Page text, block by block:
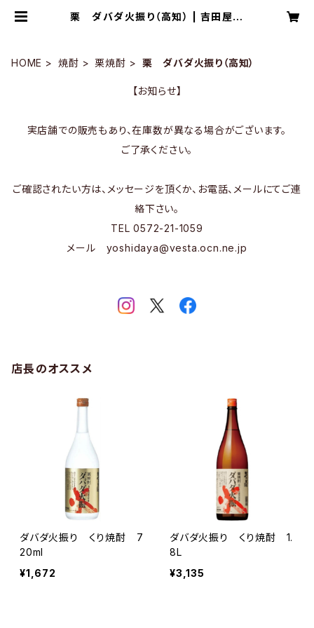
栗 ダバダ火振り（高知） | 吉田屋多
HOME 焼酎 栗焼酎 栗 ダバダ火振り（高知）
【お知らせ】
実店舗での販売もあり、在庫数が異なる場合がございます。
ご了承ください。
ご確認されたい方は、メッセージを頂くか、お電話、メールにてご連
絡下さい。
TEL 0572-21-1059
メール yoshidaya@vesta.ocn.ne.jp
店長のオススメ
ダバダ火振り くり焼酎 7
20ml
¥1,672
ダバダ火振り くり焼酎 1.
8L
¥3,135